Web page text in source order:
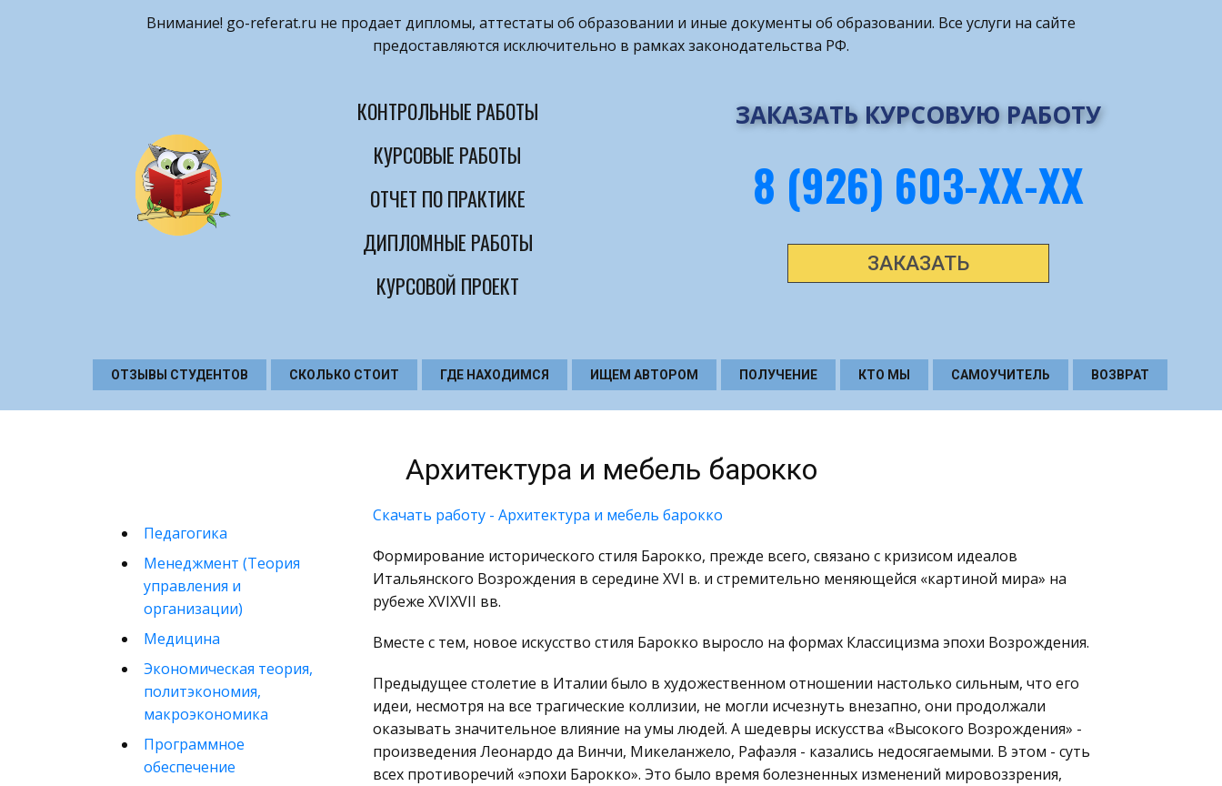
Внимание! ​go-referat.ru не продает дипломы, аттестаты об образовании и иные документы об образовании. Все услуги на сайте
предоставляются исключительно в рамках законодательства РФ.
ЗАКАЗАТЬ КУРСОВУЮ РАБОТУ
8 (926) 603-ХХ-ХХ
ЗАКАЗАТЬ
КОНТРОЛЬНЫЕ РАБОТЫ
КУРСОВЫЕ РАБОТЫ
ОТЧЕТ ПО ПРАКТИКЕ
ДИПЛОМНЫЕ РАБОТЫ
КУРСОВОЙ ПРОЕКТ
ОТЗЫВЫ СТУДЕНТОВ СКОЛЬКО СТОИТ ГДЕ НАХОДИМСЯ ИЩЕМ АВТОРОМ ПОЛУЧЕНИЕ КТО МЫ САМОУЧИТЕЛЬ ВОЗВРАТ
Архитектура и мебель барокко
Педагогика
Менеджмент (Теория
управления и
организации)
Медицина
Экономическая теория,
политэкономия,
макроэкономика
Программное
обеспечение
Скачать работу - Архитектура и мебель барокко
Формирование исторического стиля Барокко, прежде всего, связано с кризисом идеалов
Итальянского Возрождения в середине XVI в. и стремительно меняющейся «картиной мира» на
рубеже XVIXVII вв.
Вместе с тем, новое искусство стиля Барокко выросло на формах Классицизма эпохи Возрождения.
Предыдущее столетие в Италии было в художественном отношении настолько сильным, что его
идеи, несмотря на все трагические коллизии, не могли исчезнуть внезапно, они продолжали
оказывать значительное влияние на умы людей. А шедевры искусства «Высокого Возрождения» -
произведения Леонардо да Винчи, Микеланжело, Рафаэля - казались недосягаемыми. В этом - суть
всех противоречий «эпохи Барокко». Это было время болезненных изменений мировоззрения,